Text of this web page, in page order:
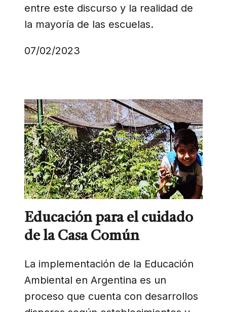
entre este discurso y la realidad de
la mayoría de las escuelas.
07/02/2023
Educación para el cuidado
de la Casa Común
La implementación de la Educación
Ambiental en Argentina es un
proceso que cuenta con desarrollos